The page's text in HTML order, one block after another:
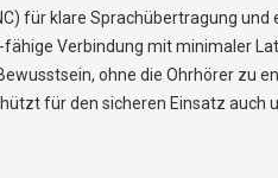
für klare Sprachübertragung
Verbindung mit minimaler
ohne die Ohrhörer zu
für den sicheren Einsatz auch